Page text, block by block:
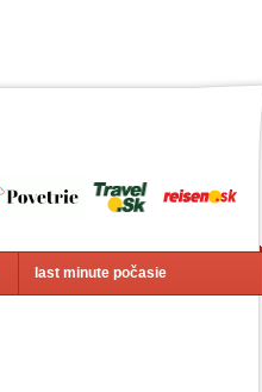
last minute počasie